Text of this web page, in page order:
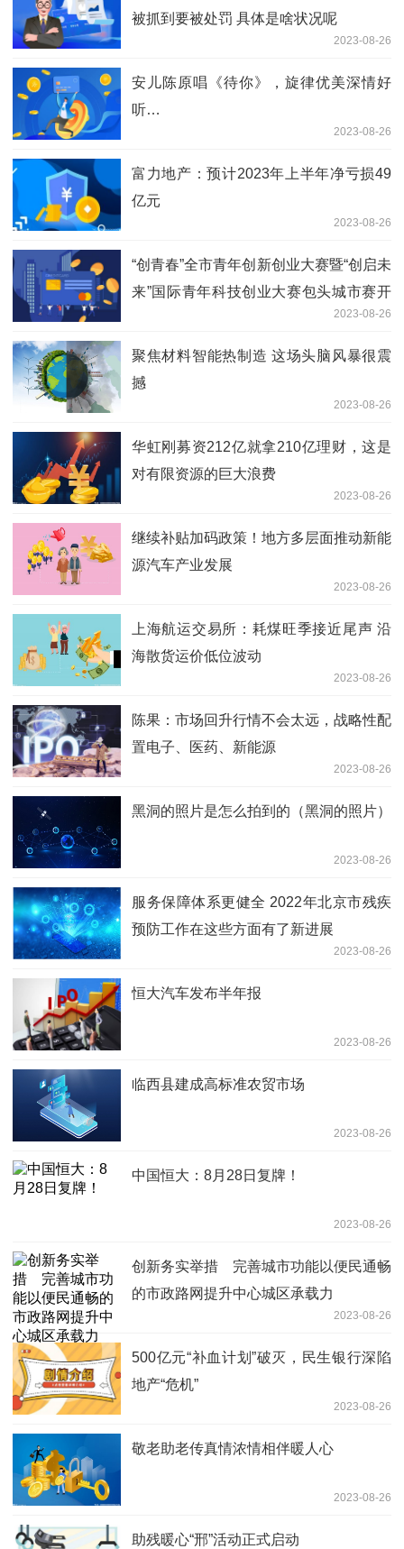
被抓到要被处罚 具体是啥状况呢
2023-08-26
安儿陈原唱《待你》，旋律优美深情好
听…
2023-08-26
富力地产：预计2023年上半年净亏损49
亿元
2023-08-26
“创青春”全市青年创新创业大赛暨“创启未
来”国际青年科技创业大赛包头城市赛开
2023-08-26
聚焦材料智能热制造 这场头脑风暴很震
撼
2023-08-26
华虹刚募资212亿就拿210亿理财，这是
对有限资源的巨大浪费
2023-08-26
继续补贴加码政策！地方多层面推动新能
源汽车产业发展
2023-08-26
上海航运交易所：耗煤旺季接近尾声 沿
海散货运价低位波动
2023-08-26
陈果：市场回升行情不会太远，战略性配
置电子、医药、新能源
2023-08-26
黑洞的照片是怎么拍到的（黑洞的照片）
2023-08-26
服务保障体系更健全 2022年北京市残疾
预防工作在这些方面有了新进展
2023-08-26
恒大汽车发布半年报
2023-08-26
临西县建成高标准农贸市场
2023-08-26
中国恒大：8月28日复牌！
2023-08-26
创新务实举措 完善城市功能以便民通畅
的市政路网提升中心城区承载力
2023-08-26
500亿元“补血计划”破灭，民生银行深陷
地产“危机”
2023-08-26
敬老助老传真情浓情相伴暖人心
2023-08-26
助残暖心“邢”活动正式启动